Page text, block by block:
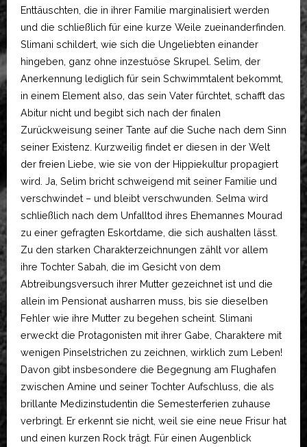
Enttäuschten, die in ihrer Familie marginalisiert werden
und die schließlich für eine kurze Weile zueinanderfinden.
Slimani schildert, wie sich die Ungeliebten einander
hingeben, ganz ohne inzestuöse Skrupel. Selim, der
Anerkennung lediglich für sein Schwimmtalent bekommt,
in einem Element also, das sein Vater fürchtet, schafft das
Abitur nicht und begibt sich nach der finalen
Zurückweisung seiner Tante auf die Suche nach dem Sinn
seiner Existenz. Kurzweilig findet er diesen in der Welt
der freien Liebe, wie sie von der Hippiekultur propagiert
wird. Ja, Selim bricht schweigend mit seiner Familie und
verschwindet – und bleibt verschwunden. Selma wird
schließlich nach dem Unfalltod ihres Ehemannes Mourad
zu einer gefragten Eskortdame, die sich aushalten lässt.
Zu den starken Charakterzeichnungen zählt vor allem
ihre Tochter Sabah, die im Gesicht von dem
Abtreibungsversuch ihrer Mutter gezeichnet ist und die
allein im Pensionat ausharren muss, bis sie dieselben
Fehler wie ihre Mutter zu begehen scheint. Slimani
erweckt die Protagonisten mit ihrer Gabe, Charaktere mit
wenigen Pinselstrichen zu zeichnen, wirklich zum Leben!
Davon gibt insbesondere die Begegnung am Flughafen
zwischen Amine und seiner Tochter Aufschluss, die als
brillante Medizinstudentin die Semesterferien zuhause
verbringt. Er erkennt sie nicht, weil sie eine neue Frisur hat
und einen kurzen Rock trägt. Für einen Augenblick